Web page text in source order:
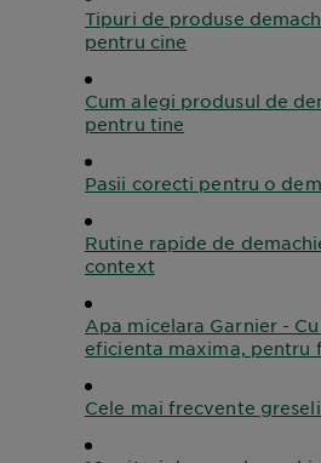
Tipuri de produse
pentru cine
Cum alegi produsul de
pentru tine
Pasii corecti pentru o
Rutine rapide de
context
Apa micelara Garnier -
eficienta maxima, pentru
Cele mai frecvente